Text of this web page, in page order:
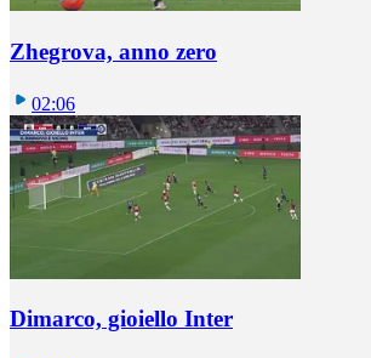
Zhegrova, anno zero
02:06
Dimarco, gioiello Inter